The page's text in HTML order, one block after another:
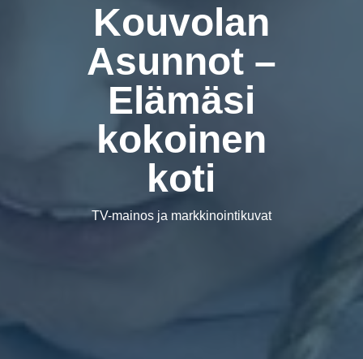
Kouvolan
Asunnot –
Elämäsi
kokoinen
koti
TV-mainos ja markkinointikuvat